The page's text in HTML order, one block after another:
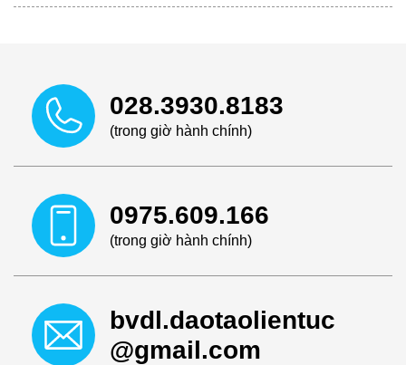
028.3930.8183
(trong giờ hành chính)
0975.609.166
(trong giờ hành chính)
bvdl.daotaolientuc
@gmail.com